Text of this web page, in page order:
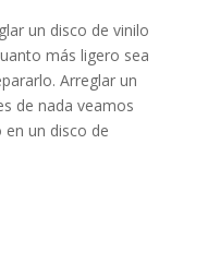
un disco de vinilo
más ligero sea
Arreglar un
de nada veamos
un disco de